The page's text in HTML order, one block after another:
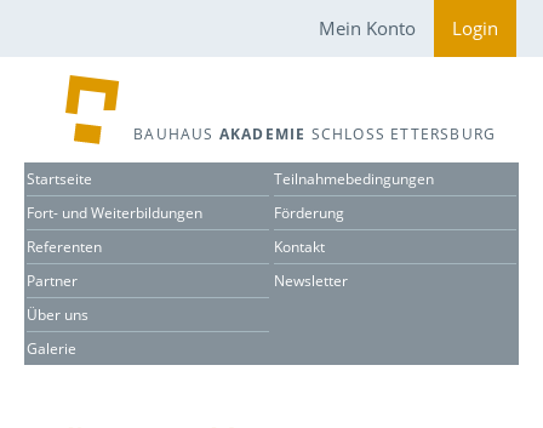
Mein Konto Login
BAUHAUS AKADEMIE SCHLOSS ETTERSBURG
Startseite
Fort- und Weiterbildungen
Referenten
Partner
Über uns
Galerie
Teilnahmebedingungen
Förderung
Kontakt
Newsletter